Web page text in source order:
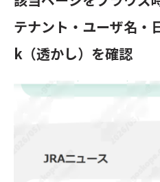
テナント・ユーザ名
k（透かし）を確認